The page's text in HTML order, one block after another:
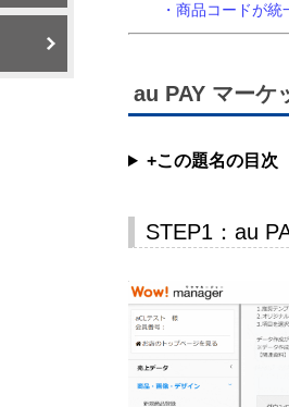
・商品コードが
au PAY マーケ
+この題名の目次
STEP1：au